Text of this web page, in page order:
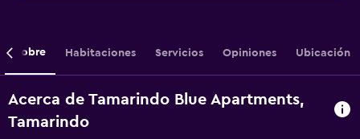
Sobre Habitaciones Servicios Opiniones Ubicación
Acerca de Tamarindo Blue Apartments,
Tamarindo